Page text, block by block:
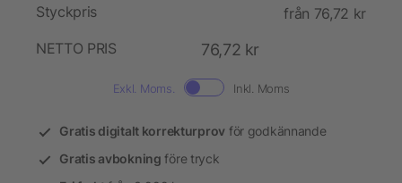
Styckpris
från 76,72 kr
NETTO PRIS
76,72 kr
Exkl. Moms. Inkl. Moms
Gratis digitalt korrekturprov för godkännande
Gratis avbokning före tryck